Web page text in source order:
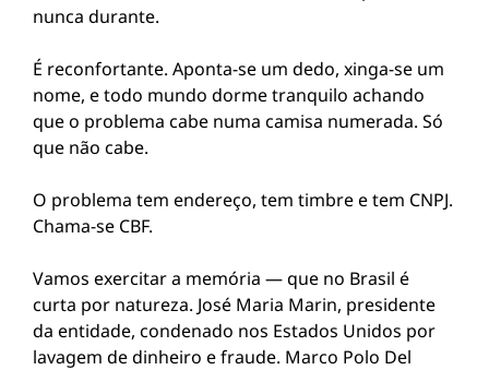
nunca durante.
É reconfortante. Aponta-se um dedo, xinga-se um
nome, e todo mundo dorme tranquilo achando
que o problema cabe numa camisa numerada. Só
que não cabe.
O problema tem endereço, tem timbre e tem CNPJ.
Chama-se CBF.
Vamos exercitar a memória — que no Brasil é
curta por natureza. José Maria Marin, presidente
da entidade, condenado nos Estados Unidos por
lavagem de dinheiro e fraude. Marco Polo Del